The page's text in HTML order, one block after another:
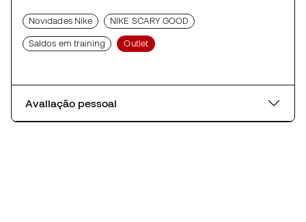
Novidades Nike NIKE SCARY GOOD
Saldos em training Outlet
Avaliação pessoal